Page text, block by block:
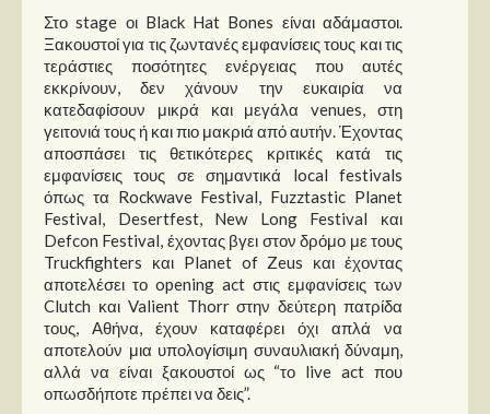
Στο stage οι Black Hat Bones είναι αδάμαστοι.
Ξακουστοί για τις ζωντανές εμφανίσεις τους και τις
τεράστιες ποσότητες ενέργειας που αυτές
εκκρίνουν, δεν χάνουν την ευκαιρία να
κατεδαφίσουν μικρά και μεγάλα venues, στη
γειτονιά τους ή και πιο μακριά από αυτήν. Έχοντας
αποσπάσει τις θετικότερες κριτικές κατά τις
εμφανίσεις τους σε σημαντικά local festivals
όπως τα Rockwave Festival, Fuzztastic Planet
Festival, Desertfest, New Long Festival και
Defcon Festival, έχοντας βγει στον δρόμο με τους
Truckfighters και Planet of Zeus και έχοντας
αποτελέσει το opening act στις εμφανίσεις των
Clutch και Valient Thorr στην δεύτερη πατρίδα
τους, Αθήνα, έχουν καταφέρει όχι απλά να
αποτελούν μια υπολογίσιμη συναυλιακή δύναμη,
αλλά να είναι ξακουστοί ως “το live act που
οπωσδήποτε πρέπει να δεις”.